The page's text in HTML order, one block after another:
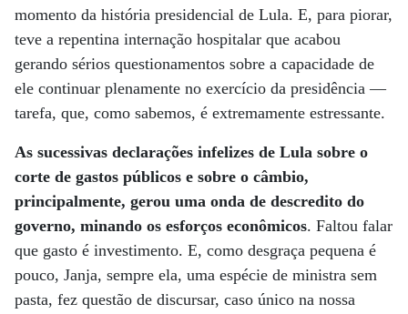
momento da história presidencial de Lula. E, para piorar,
teve a repentina internação hospitalar que acabou
gerando sérios questionamentos sobre a capacidade de
ele continuar plenamente no exercício da presidência —
tarefa, que, como sabemos, é extremamente estressante.
As sucessivas declarações infelizes de Lula sobre o
corte de gastos públicos e sobre o câmbio,
principalmente, gerou uma onda de descredito do
governo, minando os esforços econômicos. Faltou falar
que gasto é investimento. E, como desgraça pequena é
pouco, Janja, sempre ela, uma espécie de ministra sem
pasta, fez questão de discursar, caso único na nossa